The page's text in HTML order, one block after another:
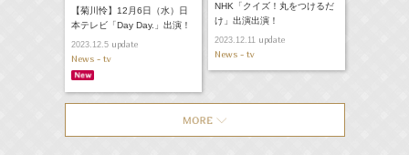
NHK「クイズ！丸をつけるだ
け」出演出演！
2023.12.11update
News - tv
【菊川怜】12月6日（水）日
本テレビ「Day Day.」出演！
2023.12.5update
News - tv